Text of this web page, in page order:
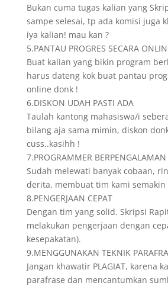
Bukan cuma tugas kalian yang
sampe selesai, tp ada komisi juga
iya kalian! mau kan ?
5.PANTAU PROGRES SECARA
Buat kalian yang bikin program
harus dateng kok buat pantau
online donk !
6.DISKON UDAH PASTI ADA
Taulah kantong mahasiswa/i
bilang aja sama mimin, diskon
cuss..kasihh !
7.PROGRAMMER BERPENGALAMAN
Sudah melewati banyak cobaan,
derita, membuat tim kami
8.PENGERJAAN CEPAT
Dengan tim yang solid. Skripsi
melakukan pengerjaan dengan
kesepakatan).
9.MENGGUNAKAN TEKNIK
Jangan khawatir PLAGIAT, karena
parafrase dan mencantumkan